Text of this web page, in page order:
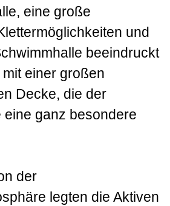
eine große
und
beeindruckt
einer großen
Decke, die der
eine ganz besondere
der
legten die Aktiven